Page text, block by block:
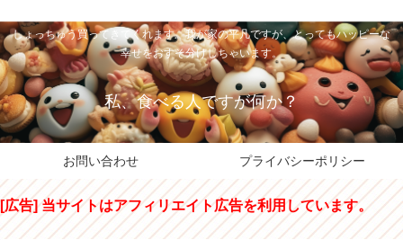
しょっちゅう買ってきてくれます。我が家の平凡ですが、とってもハッピーな
幸せをおすそ分けしちゃいます。
私、食べる人ですが何か？
お問い合わせ プライバシーポリシー
[広告] 当サイトはアフィリエイト広告を利用しています。